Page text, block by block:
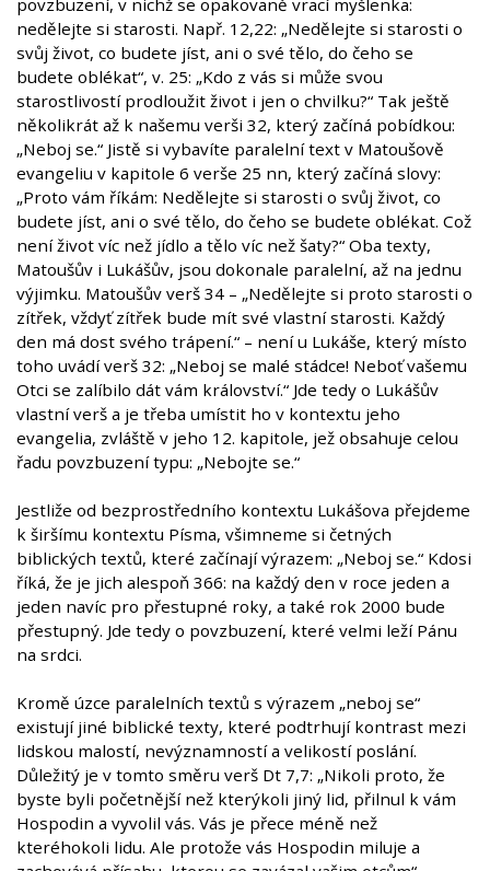
povzbuzení, v nichž se opakovaně vrací myšlenka:
nedělejte si starosti. Např. 12,22: „Nedělejte si starosti o
svůj život, co budete jíst, ani o své tělo, do čeho se
budete oblékat“, v. 25: „Kdo z vás si může svou
starostlivostí prodloužit život i jen o chvilku?“ Tak ještě
několikrát až k našemu verši 32, který začíná pobídkou:
„Neboj se.“ Jistě si vybavíte paralelní text v Matoušově
evangeliu v kapitole 6 verše 25 nn, který začíná slovy:
„Proto vám říkám: Nedělejte si starosti o svůj život, co
budete jíst, ani o své tělo, do čeho se budete oblékat. Což
není život víc než jídlo a tělo víc než šaty?“ Oba texty,
Matoušův i Lukášův, jsou dokonale paralelní, až na jednu
výjimku. Matoušův verš 34 – „Nedělejte si proto starosti o
zítřek, vždyť zítřek bude mít své vlastní starosti. Každý
den má dost svého trápení.“ – není u Lukáše, který místo
toho uvádí verš 32: „Neboj se malé stádce! Neboť vašemu
Otci se zalíbilo dát vám království.“ Jde tedy o Lukášův
vlastní verš a je třeba umístit ho v kontextu jeho
evangelia, zvláště v jeho 12. kapitole, jež obsahuje celou
řadu povzbuzení typu: „Nebojte se.“
Jestliže od bezprostředního kontextu Lukášova přejdeme
k širšímu kontextu Písma, všimneme si četných
biblických textů, které začínají výrazem: „Neboj se.“ Kdosi
říká, že je jich alespoň 366: na každý den v roce jeden a
jeden navíc pro přestupné roky, a také rok 2000 bude
přestupný. Jde tedy o povzbuzení, které velmi leží Pánu
na srdci.
Kromě úzce paralelních textů s výrazem „neboj se“
existují jiné biblické texty, které podtrhují kontrast mezi
lidskou malostí, nevýznamností a velikostí poslání.
Důležitý je v tomto směru verš Dt 7,7: „Nikoli proto, že
byste byli početnější než kterýkoli jiný lid, přilnul k vám
Hospodin a vyvolil vás. Vás je přece méně než
kteréhokoli lidu. Ale protože vás Hospodin miluje a